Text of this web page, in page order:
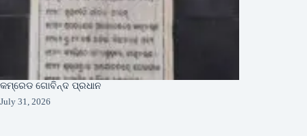
କମ୍ରେଡ ଗୋବିନ୍ଦ ପ୍ରଧାନ
July 31, 2026